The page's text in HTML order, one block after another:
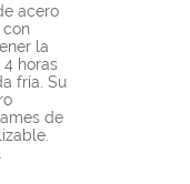
acero
con
la
horas
fría. Su
de